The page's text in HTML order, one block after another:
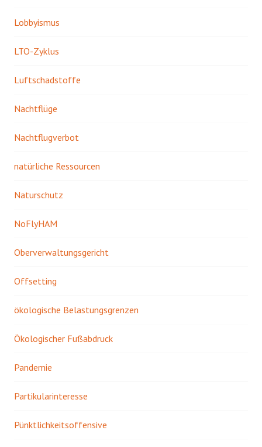
Lobbyismus
LTO-Zyklus
Luftschadstoffe
Nachtflüge
Nachtflugverbot
natürliche Ressourcen
Naturschutz
NoFlyHAM
Oberverwaltungsgericht
Offsetting
ökologische Belastungsgrenzen
Ökologischer Fußabdruck
Pandemie
Partikularinteresse
Pünktlichkeitsoffensive